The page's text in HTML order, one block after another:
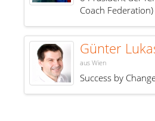
Coach
Günter
aus Wien
Success by